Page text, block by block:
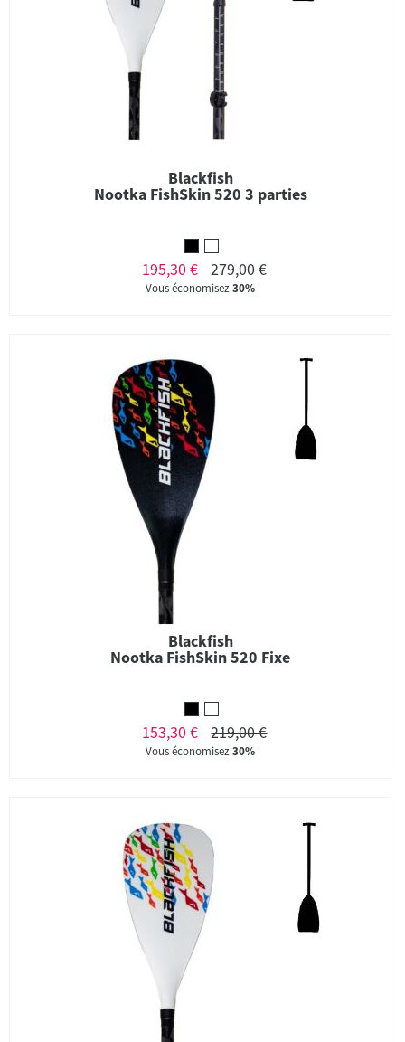
Blackfish
Nootka FishSkin 520 3 parties
195,30 € 279,00 €
Vous économisez30%
Blackfish
Nootka FishSkin 520 Fixe
153,30 € 219,00 €
Vous économisez30%